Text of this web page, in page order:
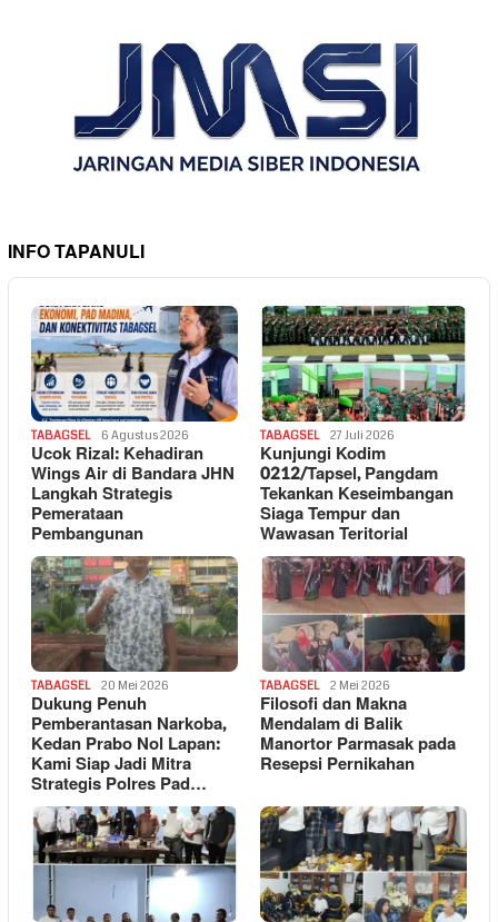
INFO TAPANULI
TABAGSEL 6 Agustus 2026
Ucok Rizal: Kehadiran
Wings Air di Bandara JHN
Langkah Strategis
Pemerataan
Pembangunan
TABAGSEL 27 Juli 2026
Kunjungi Kodim
0212/Tapsel, Pangdam
Tekankan Keseimbangan
Siaga Tempur dan
Wawasan Teritorial
TABAGSEL 20 Mei 2026
Dukung Penuh
Pemberantasan Narkoba,
Kedan Prabo Nol Lapan:
Kami Siap Jadi Mitra
Strategis Polres Pad…
TABAGSEL 2 Mei 2026
Filosofi dan Makna
Mendalam di Balik
Manortor Parmasak pada
Resepsi Pernikahan